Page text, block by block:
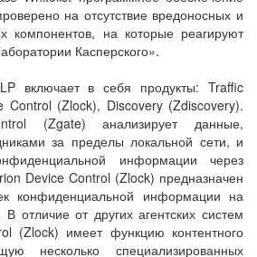
на отсутствие вредоносных и
компонентов, на которые реагируют
Касперского».
включает в себя продукты: Traffic
Control (Zlock), Discovery (Zdiscovery).
(Zgate) анализирует данные,
за пределы локальной сети, и
информации через
Device Control (Zlock) предназначен
конфиденциальной информации на
В отличие от других агентских систем
(Zlock) имеет функцию контентного
несколько специализированных